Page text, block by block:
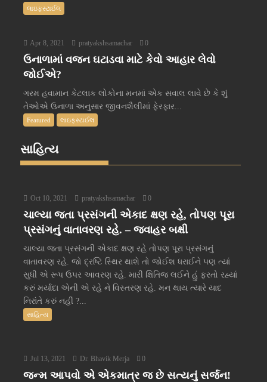
લાઇફસ્ટાઈલ
Apr 8, 2021 pratyakshsamachar 0
ઉનાળામાં વજન ઘટાડવા માટે કેવો આહાર લેવો
જોઈએ?
ગરમ હવામાન કેટલાક લોકોના મનમાં એક સવાલ લાવે છે કે શું
તેઓએ ઉનાળા અનુસાર જીવનશૈલીમાં ફેરફાર...
Featured લાઇફસ્ટાઈલ
સાહિત્ય
Oct 10, 2021 pratyakshsamachar 0
ચાલ્યા જતા પ્રસંગની એકાદ ક્ષણ રહે, તોપણ પૂરા
પ્રસંગનું વાતાવરણ રહે. – જવાહર બક્ષી
ચાલ્યા જતા પ્રસંગની એકાદ ક્ષણ રહે તોપણ પૂરા પ્રસંગનું
વાતાવરણ રહે. જો દ્રષ્ટિ સ્થિર થાશે તો જોઈશ ધરાઈને પણ ત્યાં
સુધી એ રૂપ ઉપર આવરણ રહે. મારી ક્ષિતિજ લઈને હું ફરતો રહ્યાં
કરું મર્યાદા એની એ રહે ને વિસ્તરણ રહે. મન થાય ત્યારે યાદ
નિરાંતે કરું નહીં ?...
સાહિત્ય
Jul 13, 2021 Dr. Bhavik Merja 0
જન્મ આપવો એ એકમાત્ર જ છે સત્યનું સર્જન!